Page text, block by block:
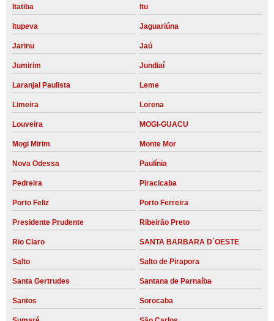
Itatiba Itu
Itupeva Jaguariúna
Jarinu Jaú
Jumirim Jundiaí
Laranjal Paulista Leme
Limeira Lorena
Louveira MOGI-GUACU
Mogi Mirim Monte Mor
Nova Odessa Paulínia
Pedreira Piracicaba
Porto Feliz Porto Ferreira
Presidente Prudente Ribeirão Preto
Rio Claro SANTA BARBARA D´OESTE
Salto Salto de Pirapora
Santa Gertrudes Santana de Parnaíba
Santos Sorocaba